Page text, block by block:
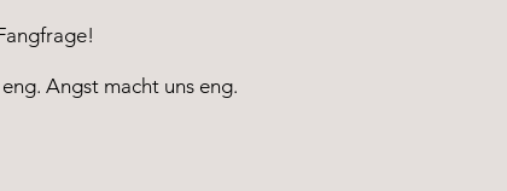
Angst macht uns eng.